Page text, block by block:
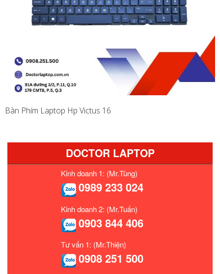
Bàn Phím Laptop Hp Victus 16
DOCTOR LAPTOP
Kinh doanh 1: (Mr.Tùng)
0989 233 024
Kinh doanh 2: (Mr.Tuấn)
0903 844 406
Tư vấn 1: (Mr.Thiện)
0908 251 500